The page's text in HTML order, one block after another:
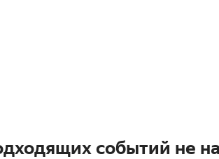
событий не